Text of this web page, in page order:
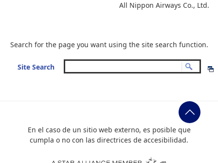
All Nippon Airways Co., Ltd.
Search for the page you want using the site search function.
Site Search
En el caso de un sitio web externo, es posible que
cumpla o no con las directrices de accesibilidad.